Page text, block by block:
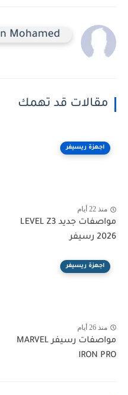
Mohamed
مقالات قد تهمك
اجهزة ريسيفر
منذ 22 أيام
مواصفات جديد LEVEL Z3
2026 رسيفر
اجهزة ريسيفر
منذ 26 أيام
مواصفات رسيفر MARVEL
IRON PRO